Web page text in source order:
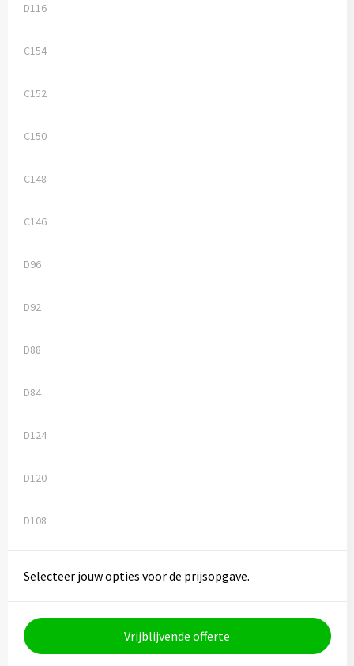
D116
C154
C152
C150
C148
C146
D96
D92
D88
D84
D124
D120
D108
Selecteer jouw opties voor de prijsopgave.
Vrijblijvende offerte